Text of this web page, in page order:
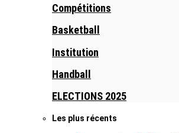
Compétitions
Basketball
Institution
Handball
ELECTIONS 2025
Les plus récents